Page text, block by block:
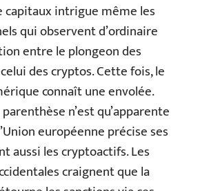
capitaux intrigue même les
qui observent d’ordinaire
entre le plongeon des
des cryptos. Cette fois, le
connaît une envolée.
n’est qu’apparente
européenne précise ses
aussi les cryptoactifs. Les
craignent que la